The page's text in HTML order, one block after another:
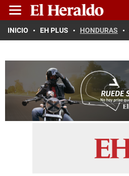
INICIO EH PLUS HONDURAS